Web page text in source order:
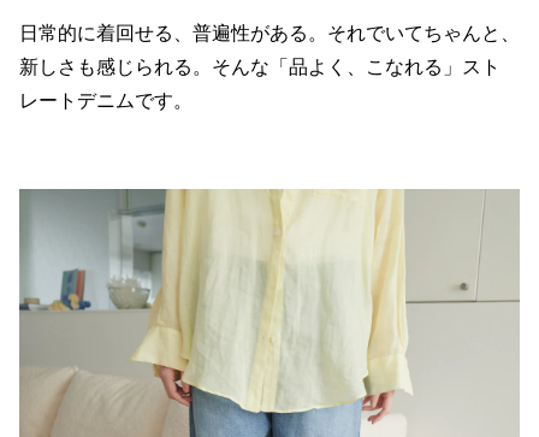
日常的に着回せる、普遍性がある。それでいてちゃんと、
新しさも感じられる。そんな「品よく、こなれる」スト
レートデニムです。